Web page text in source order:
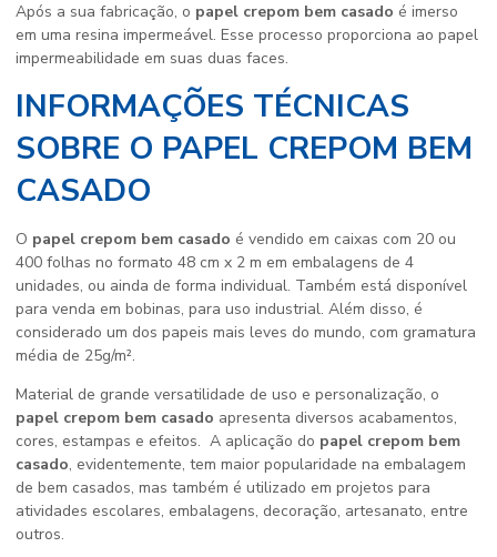
Após a sua fabricação, o papel crepom bem casado é imerso
em uma resina impermeável. Esse processo proporciona ao papel
impermeabilidade em suas duas faces.
INFORMAÇÕES TÉCNICAS
SOBRE O PAPEL CREPOM BEM
CASADO
O papel crepom bem casado é vendido em caixas com 20 ou
400 folhas no formato 48 cm x 2 m em embalagens de 4
unidades, ou ainda de forma individual. Também está disponível
para venda em bobinas, para uso industrial. Além disso, é
considerado um dos papeis mais leves do mundo, com gramatura
média de 25g/m².
Material de grande versatilidade de uso e personalização, o
papel crepom bem casado apresenta diversos acabamentos,
cores, estampas e efeitos. A aplicação do papel crepom bem
casado, evidentemente, tem maior popularidade na embalagem
de bem casados, mas também é utilizado em projetos para
atividades escolares, embalagens, decoração, artesanato, entre
outros.